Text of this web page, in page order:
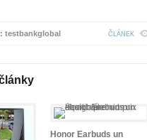
testbankglobal ČLÁNEK
Honor Earbuds un